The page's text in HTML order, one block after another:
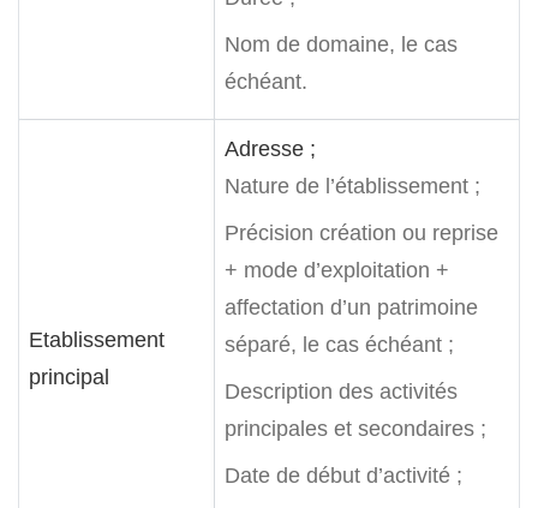
Nom de domaine, le cas
échéant.
Etablissement
principal
Adresse ;
Nature de l’établissement ;
Précision création ou reprise
+ mode d’exploitation +
affectation d’un patrimoine
séparé, le cas échéant ;
Description des activités
principales et secondaires ;
Date de début d’activité ;